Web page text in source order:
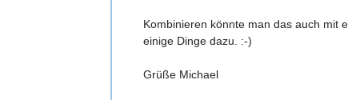
Kombinieren könnte man das auch mit
einige Dinge dazu. :-)
Grüße Michael